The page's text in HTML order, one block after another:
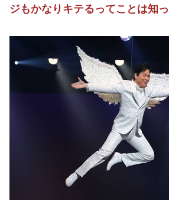
ジもかなりキテるってことは知